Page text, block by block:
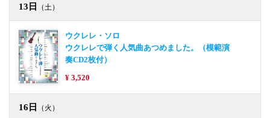
13日 （土）
ウクレレ・ソロ
ウクレレで弾く人気曲あつめました。（模範演
奏CD2枚付）
¥ 3,520
16日 （火）